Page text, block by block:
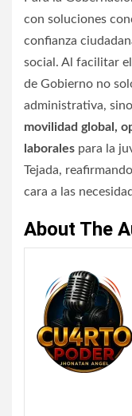
con soluciones
confianza
social. Al facilitar
de Gobierno no
administrativa,
movilidad global,
laborales para la
Tejada,
cara a las
About The